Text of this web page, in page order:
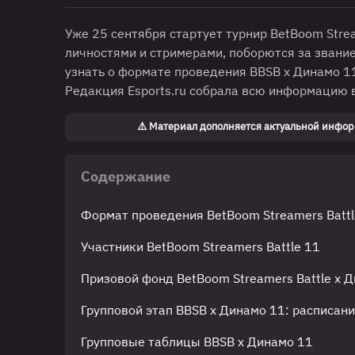
Уже 25 сентября стартует турнир BetBoom
личностями и стримерами, поборются за
узнать о формате проведения BBSB x Динамо
Редакция Esports.ru собрала всю информацию
⚠️ Материал дополняется актуальной
Содержание
Формат проведения BetBoom Streamers
Участники BetBoom Streamers Battle 11
Призовой фонд BetBoom Streamers Battle x
Групповой этап BBSB x Динамо 11:
Групповые таблицы BBSB x Динамо 11